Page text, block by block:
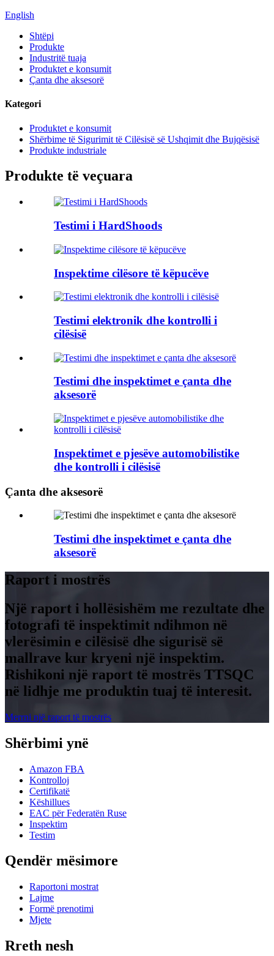
English
Shtëpi
Produkte
Industritë tuaja
Produktet e konsumit
Çanta dhe aksesorë
Kategori
Produktet e konsumit
Shërbime të Sigurimit të Cilësisë së Ushqimit dhe Bujqësisë
Produkte industriale
Produkte të veçuara
Testimi i HardShoods
Inspektime cilësore të këpucëve
Testimi elektronik dhe kontrolli i
cilësisë
Testimi dhe inspektimet e çanta dhe
aksesorë
Inspektimet e pjesëve automobilistike
dhe kontrolli i cilësisë
Çanta dhe aksesorë
Testimi dhe inspektimet e çanta dhe
aksesorë
Raport i mostrës
Një raport i hollësishëm me rezultate dhe
fotografi të inspektimit ndihmon në
vlerësimin e cilësisë dhe sigurisë së
mallrave kur kryeni një inspektim.
Rishikoni një raport të mostrës TTSQC
në lidhje me produktin tuaj të interesit.
Merrni një raport të mostrës
Shërbimi ynë
Amazon FBA
Kontrolloj
Certifikatë
Këshillues
EAC për Federatën Ruse
Inspektim
Testim
Qendër mësimore
Raportoni mostrat
Lajme
Formë prenotimi
Mjete
Rreth nesh